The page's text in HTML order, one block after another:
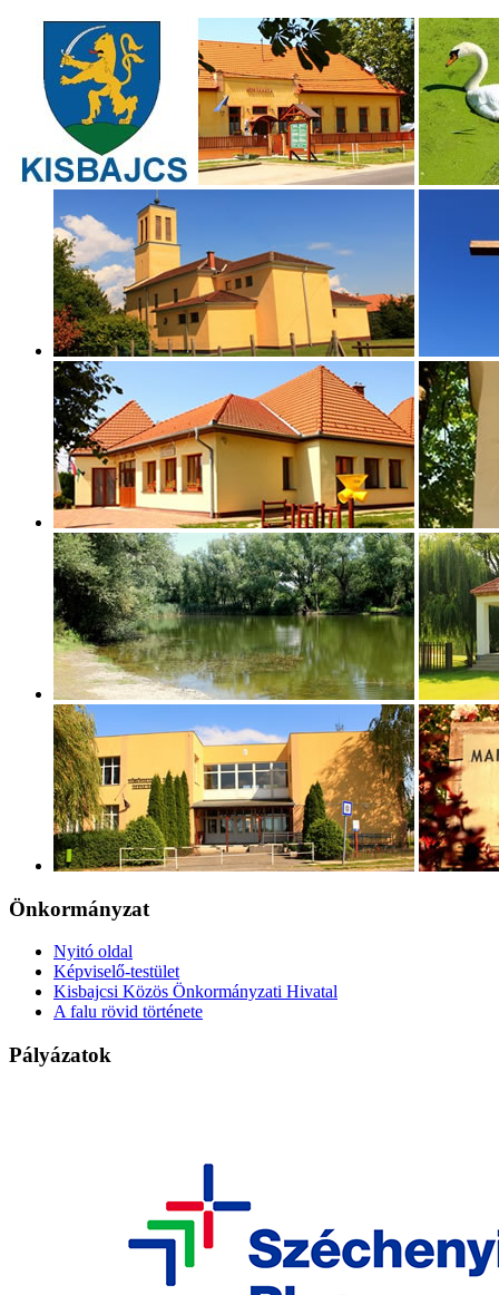
Önkormányzat
Nyitó oldal
Képviselő-testület
Kisbajcsi Közös Önkormányzati Hivatal
A falu rövid története
Pályázatok